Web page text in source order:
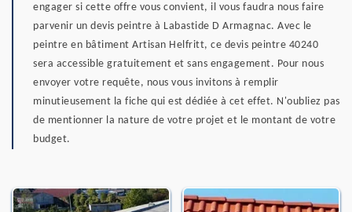
engager si cette offre vous convient, il vous faudra nous faire
parvenir un devis peintre à Labastide D Armagnac. Avec le
peintre en bâtiment Artisan Helfritt, ce devis peintre 40240
sera accessible gratuitement et sans engagement. Pour nous
envoyer votre requête, nous vous invitons à remplir
minutieusement la fiche qui est dédiée à cet effet. N'oubliez pas
de mentionner la nature de votre projet et le montant de votre
budget.